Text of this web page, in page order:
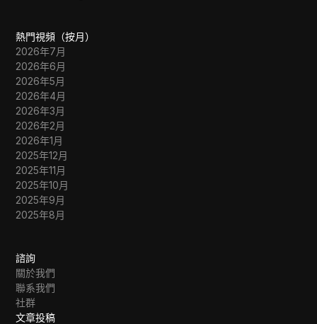
熱門視頻（按月）
2026年7月
2026年6月
2026年5月
2026年4月
2026年3月
2026年2月
2026年1月
2025年12月
2025年11月
2025年10月
2025年9月
2025年8月
諮詢
關於我們
聯系我們
社群
文章投稿